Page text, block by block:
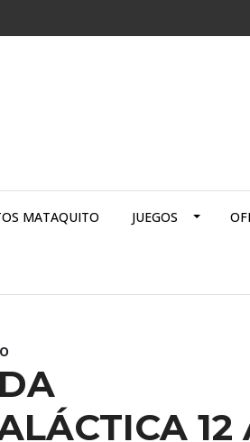
MATAQUITO JUEGOS
12